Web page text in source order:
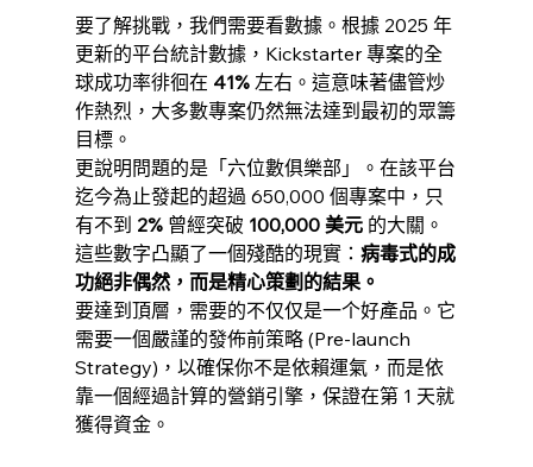
要了解挑戰，我們需要看數據。根據 2025 年
更新的平台統計數據，Kickstarter 專案的全
球成功率徘徊在 41% 左右。這意味著儘管炒
作熱烈，大多數專案仍然無法達到最初的眾籌
目標。
更說明問題的是「六位數俱樂部」。在該平台
迄今為止發起的超過 650,000 個專案中，只
有不到 2% 曾經突破 100,000 美元 的大關。
這些數字凸顯了一個殘酷的現實： 病毒式的成
功絕非偶然，而是精心策劃的結果。
要達到頂層，需要的不仅仅是一个好產品。它
需要一個嚴謹的發佈前策略 (Pre-launch
Strategy)，以確保你不是依賴運氣，而是依
靠一個經過計算的營銷引擎，保證在第 1 天就
獲得資金。